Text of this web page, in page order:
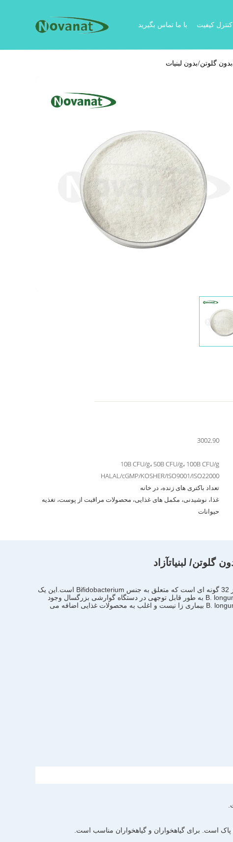
کنترل کیفیت با ما تماس بگیرید
3002.90
10B CFU/g، 50B CFU/g، 100B CFU/g
HALAL/cGMP/KOSHER/ISO9001/ISO22000
تعداد باکتری های زنده، در خانه
غذا، نوشیدنی، مکمل های غذایی، محصولات مراقبت از پوست، تغذیه
حیوانات
آزاد
یک باکتری گرام مثبت، کاتالاز منفی، به شکل میله ای در دستگاه گوارش انسان وجود دارد و یکی از 32 گونه ای است که متعلق به جنس Bifidobacterium است.این یک
آناروب میکرو هوا تحمل کننده است و به عنوان یکی از اولین مستعمره کنندگان دستگاه گوارش نوزادان در نظر گرفته می شوددر حالی که B. longum به طور قابل توجهی در دستگاه گوارشی بزرگسال وجود
ندارد،بخشی از میکروبیوتا روده محسوب می شود و تولید اسید لاکتیک آن را برای جلوگیری از رشد ارگانیسم های بیماری زا تصور می شود.B. longum بیماری زا نیست و اغلب به محصولات غذایی اضافه می